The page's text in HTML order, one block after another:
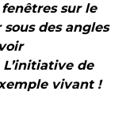
sur le
des angles
de
vivant !